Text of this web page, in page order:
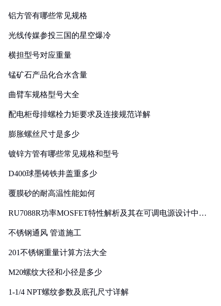
铝方管有哪些常见规格
光线传媒参投三国的星空爆冷
横担型号对应重量
锰矿石产品化合水含量
曲臂车规格型号大全
配电柜母排螺栓力矩要求及连接规范详解
膨胀螺丝尺寸是多少
镀锌方管有哪些常见规格和型号
D400球墨铸铁井盖重多少
覆膜砂的耐高温性能如何
RU7088R功率MOSFET特性解析及其在可调电源设计中的
不锈钢通风 管道施工
201不锈钢重量计算方法大全
M20螺纹大径和小径是多少
1-1/4 NPT螺纹参数及底孔尺寸详解